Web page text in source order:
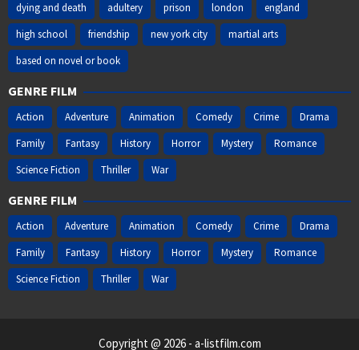
dying and death adultery prison london
england
high school
friendship new york city
martial arts
based on novel or book
GENRE FILM
Action Adventure Animation Comedy Crime
Drama
Family
Fantasy History Horror Mystery
Romance
Science Fiction
Thriller War
GENRE FILM
Action Adventure Animation Comedy Crime
Drama
Family
Fantasy History Horror Mystery
Romance
Science Fiction
Thriller War
Copyright @ 2026 - a-listfilm.com